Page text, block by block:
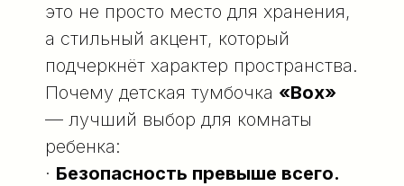
это не просто место для хранения,
а стильный акцент, который
подчеркнёт характер пространства.
Почему детская тумбочка «Box»
— лучший выбор для комнаты
ребенка:
· Безопасность превыше всего.